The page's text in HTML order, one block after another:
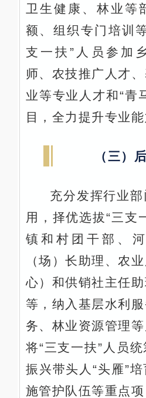
卫生健康、林业等
额、组织专门培训
支一扶”人员参加
师、农技推广人才
业等专业人才和“青
目，全力提升专业能
（三）
充分发挥行业
用，择优选拔“三支
镇和村团干部、
（场）长助理、农
心）和供销社主任
等，纳入基层水利
务、林业资源管理等
将“三支一扶”人员
振兴带头人“头雁”
施管护队伍等重点